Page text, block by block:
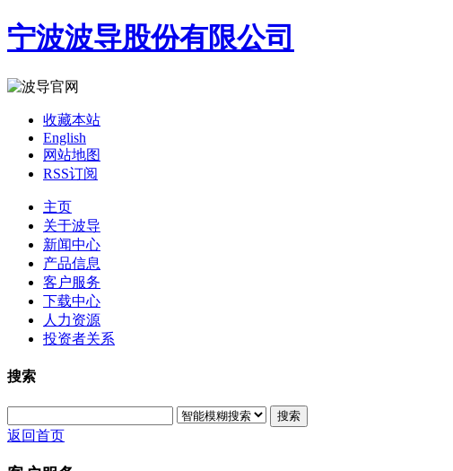
宁波波导股份有限公司
收藏本站
English
网站地图
RSS订阅
主页
关于波导
新闻中心
产品信息
客户服务
下载中心
人力资源
投资者关系
搜索
搜索
返回首页